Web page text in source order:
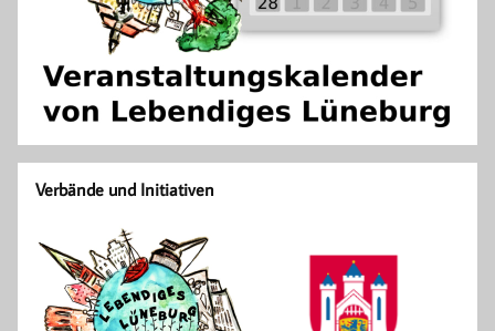
Verbände und Initiativen